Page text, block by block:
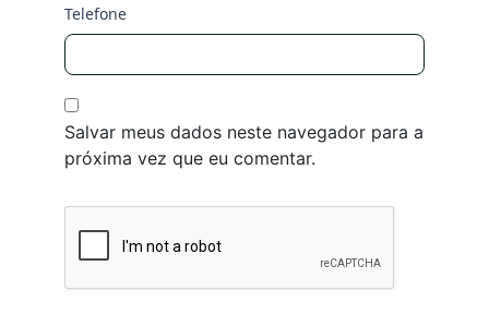
Telefone
Salvar meus dados neste navegador para a
próxima vez que eu comentar.